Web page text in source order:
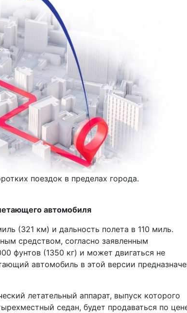
поездок в пределах города.
автомобиля
(321 км) и дальность полета в 110 миль.
средством, согласно заявленным
фунтов (1350 кг) и может двигаться не
автомобиль в этой версии
летательный аппарат, выпуск которого
седан, будет продаваться по